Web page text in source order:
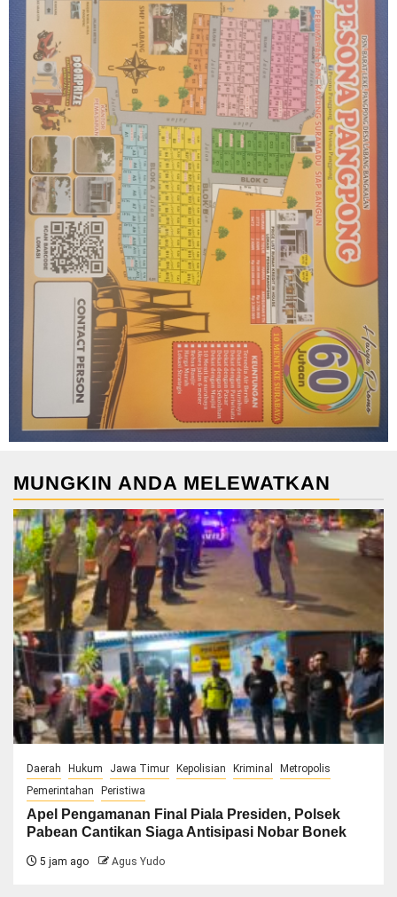
MUNGKIN ANDA MELEWATKAN
Daerah Hukum Jawa Timur Kepolisian Kriminal
Metropolis
Pemerintahan
Peristiwa
Apel Pengamanan Final Piala Presiden, Polsek
Pabean Cantikan Siaga Antisipasi Nobar Bonek
5 jam ago Agus Yudo